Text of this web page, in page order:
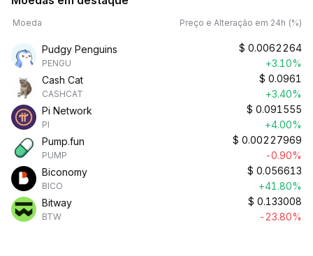
Moeda Preço e Alteração em 24h (%)
Pudgy Penguins
PENGU
$ 0.0062264
+3.10%
Cash Cat
CASHCAT
$ 0.0961
+3.40%
Pi Network
PI
$ 0.091555
+4.00%
Pump.fun
PUMP
$ 0.00227969
-0.90%
Biconomy
BICO
$ 0.056613
+41.80%
Bitway
BTW
$ 0.133008
-23.80%